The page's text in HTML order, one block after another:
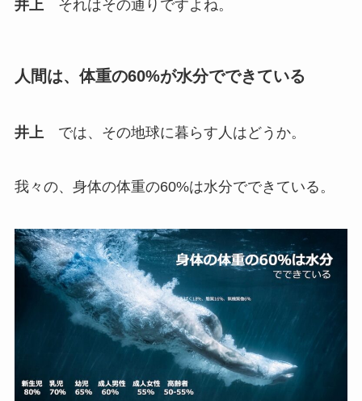
井上それはその通りですよね。
人間は、体重の60%が水分でできている
井上 では、その地球に暮らす人はどうか。
我々の、身体の体重の60%は水分でできている。